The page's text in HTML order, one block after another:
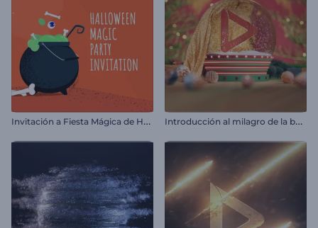
I
nvitación a Fiesta Mágica de Halloween I
ntroducción al milagro de la bola de nieve